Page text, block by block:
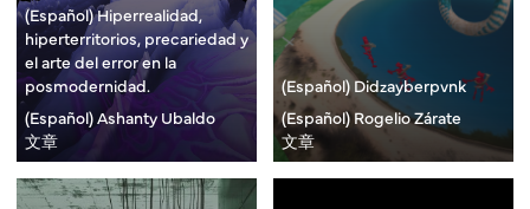
(Español) Hiperrealidad,
hiperterritorios, precariedad y
el arte del error en la
posmodernidad.
(Español) Ashanty Ubaldo
文章
(Español) Didzayberpvnk
(Español) Rogelio Zárate
文章